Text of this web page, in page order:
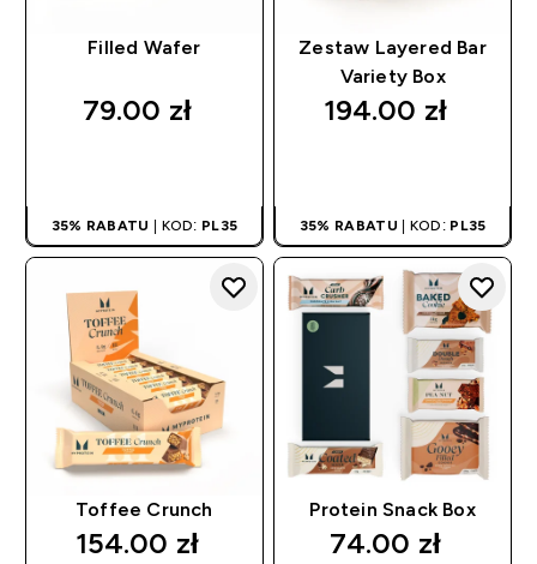
Filled Wafer
79.00 zł‎
35% RABATU | KOD: PL35
Zestaw Layered Bar
Variety Box
194.00 zł‎
35% RABATU | KOD: PL35
Toffee Crunch
154.00 zł‎
Protein Snack Box
74.00 zł‎